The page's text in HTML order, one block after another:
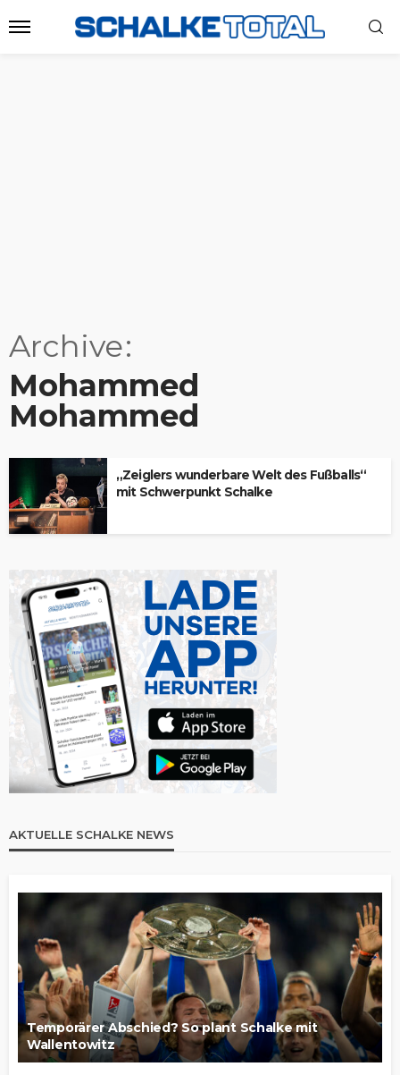
Archive
Mohammed
Mohammed
„Zeiglers wunderbare Welt des Fußballs“
mit Schwerpunkt Schalke
AKTUELLE SCHALKE NEWS
Temporärer Abschied? So plant Schalke mit
Wallentowitz